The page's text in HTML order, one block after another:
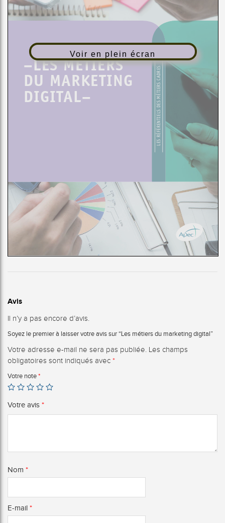
Voir en plein écran
Avis
Il n’y a pas encore d’avis.
Soyez le premier à laisser votre avis sur “Les métiers du marketing digital”
Votre adresse e-mail ne sera pas publiée. Les champs
obligatoires sont indiqués avec *
Votre note *
Votre avis *
Nom *
E-mail *